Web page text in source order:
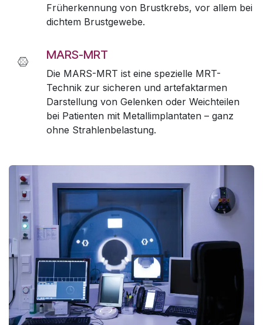
Früherkennung von Brustkrebs, vor allem bei
dichtem Brustgewebe.
MARS-MRT
Die MARS-MRT ist eine spezielle MRT-
Technik zur sicheren und artefaktarmen
Darstellung von Gelenken oder Weichteilen
bei Patienten mit Metallimplantaten – ganz
ohne Strahlenbelastung.